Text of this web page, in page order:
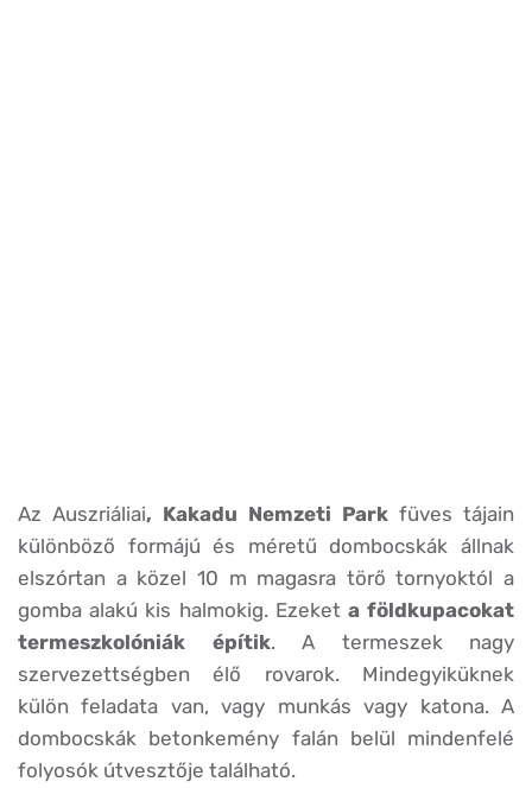
Az Auszriáliai, Kakadu Nemzeti Park füves tájain
különböző formájú és méretű dombocskák állnak
elszórtan a közel 10 m magasra törő tornyoktól a
gomba alakú kis halmokig. Ezeket a földkupacokat
termeszkolóniák építik. A termeszek nagy
szervezettségben élő rovarok. Mindegyiküknek
külön feladata van, vagy munkás vagy katona. A
dombocskák betonkemény falán belül mindenfelé
folyosók útvesztője található.